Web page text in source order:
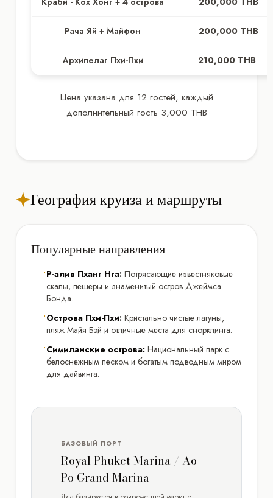
Рача Яй + Майфон 200,000 THB
Архипелаг Пхи-Пхи 210,000 THB
Цена указана для 12 гостей, каждый
дополнительный гость 3,000 THB
География круиза и маршруты
Популярные направления
•Р-алив Пханг Нга: Потрясающие известняковые
скалы, пещеры и знаменитый остров Джеймса
Бонда.
•Острова Пхи-Пхи: Кристально чистые лагуны,
пляж Майя Бэй и отличные места для снорклинга.
•Симиланские острова: Национальный парк с
белоснежным песком и богатым подводным миром
для дайвинга.
БАЗОВЫЙ ПОРТ
Royal Phuket Marina / Ao
Po Grand Marina